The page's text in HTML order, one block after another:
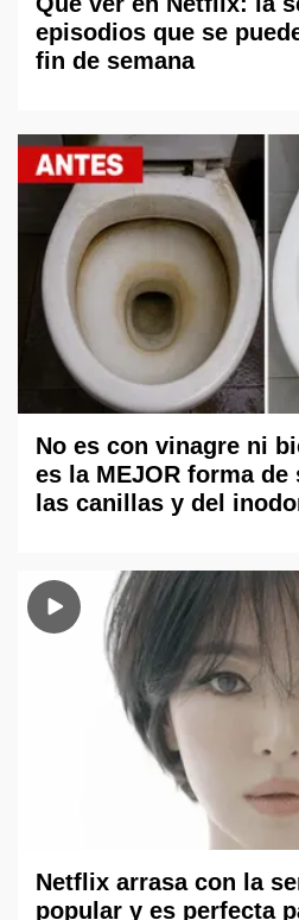
episodios que se
fin de semana
No es con vinagre ni
es la MEJOR forma
las canillas y del
Netflix arrasa con la
popular y es perfecta